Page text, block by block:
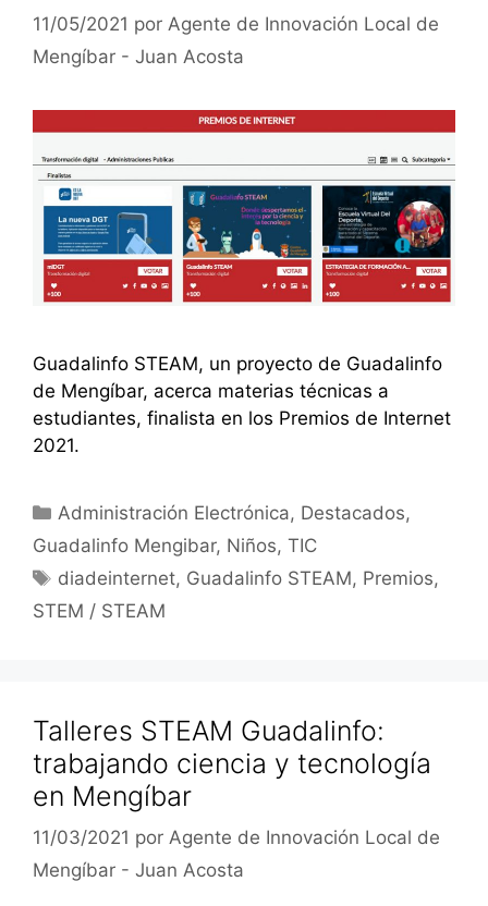
11/05/2021 por Agente de Innovación Local de
Mengíbar - Juan Acosta
Guadalinfo STEAM, un proyecto de Guadalinfo
de Mengíbar, acerca materias técnicas a
estudiantes, finalista en los Premios de Internet
2021.
Categorías
Administración Electrónica, Destacados,
Guadalinfo Mengibar, Niños, TIC
Etiquetas
diadeinternet, Guadalinfo STEAM, Premios,
STEM / STEAM
Talleres STEAM Guadalinfo:
trabajando ciencia y tecnología
en Mengíbar
11/03/2021 por Agente de Innovación Local de
Mengíbar - Juan Acosta